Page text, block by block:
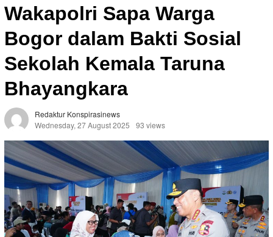
Wakapolri Sapa Warga
Bogor dalam Bakti Sosial
Sekolah Kemala Taruna
Bhayangkara
Redaktur Konspirasinews
Wednesday, 27 August 2025
93 views